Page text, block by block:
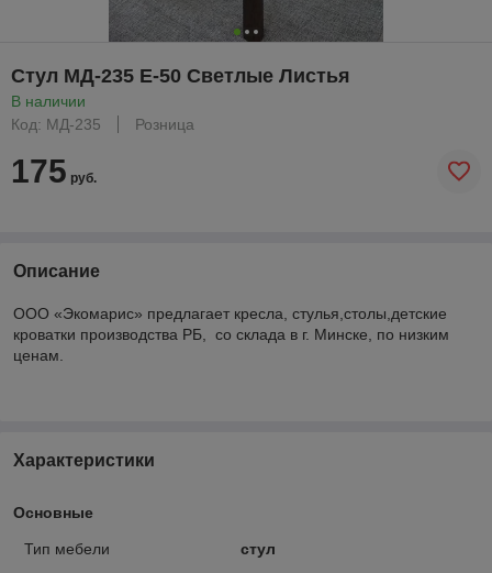
Стул МД-235 Е-50 Светлые Листья
В наличии
Код: МД-235
Розница
175 руб.
Описание
ООО «Экомарис» предлагает кресла, стулья,столы,детские
кроватки производства РБ, со склада в г. Минске, по низким
ценам.
Характеристики
Основные
Тип мебели
стул